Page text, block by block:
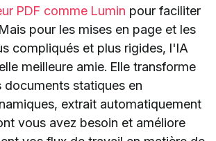
PDF comme Lumin pour faciliter
pour les mises en page et les
compliqués et plus rigides, l'IA
meilleure amie. Elle transforme
documents statiques en
extrait automatiquement
vous avez besoin et améliore